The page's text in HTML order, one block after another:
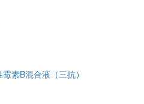
素B混合液（三抗）